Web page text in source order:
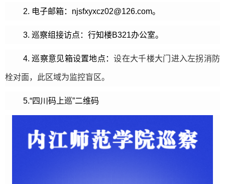
2. 电子邮箱：njsfxyxcz02@126.com。
3. 巡察组接访点：行知楼B321办公室。
4. 巡察意见箱设置地点：设在大千楼大门 进入左拐消防
栓对面，此区域为监控盲区。
5.“四川码上巡”二维码